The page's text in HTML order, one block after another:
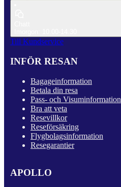
Till Kundservice
INFÖR RESAN
Bagageinformation
Betala din resa
Pass- och Visuminformation
Bra att veta
Resevillkor
Reseförsäkring
Flygbolagsinformation
Resegarantier
APOLLO